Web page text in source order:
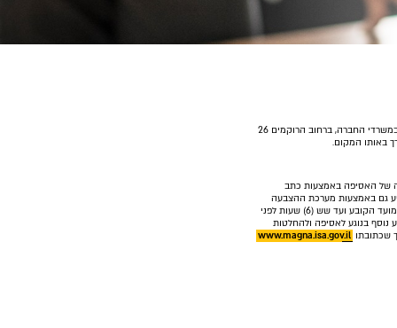
החברה מודיעה בזאת על כינוס אסיפה כללית שנתית ומיוחדת של בעלי מניות החברה אשר תתכנס ביום א', 5 באוקטובר 2025 בשעה 10:00 במשרדי החברה, ברחוב הרוקמים 26
להצביע בנושא שעל סדר יומה של האסיפה באמצעות כתב
רשום רשאי להצביע גם באמצעות מערכת ההצבעה
האלקטרונית הפועלת לפי סימן ב' לפרק ז'2 לחוק ניירות ערך, התשכ"ח-1968. הצבעה באמצעות כתב הצבעה אלקטרוני תתאפשר החל מתום המועד הקובע ועד שש (6) שעות לפני
(10) ימים לפני מועד כינוס האסיפה. למידע נוסף בנוגע לאסיפה ולהחלטות
www.magna.isa.gov.il